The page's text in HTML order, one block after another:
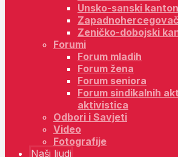
Unsko-sanski kanton
Zeničko-dobojski
Forumi
Forum mladih
Forum žena
Forum seniora
Forum sindikalnih
aktivistica
Odbori i Savjeti
Video
Fotografije
Naši ljudi